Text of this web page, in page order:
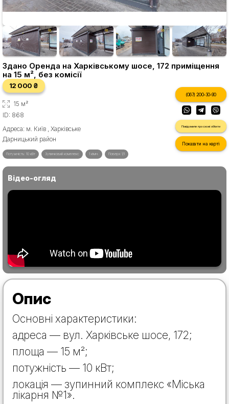
Здано Оренда на Харківському шосе, 172 приміщення
на 15 м², без комісії
12 000 ₴
15 м²
ID: 868
Адреса: м. Київ , Харківське
Дарницький район
(067) 200-30-90
Повідомити про схожі об'єкти
Показати на карті
Потужність: 10 кВт Зупинковий комплекс 1 кімн. Поверх 1/1
Відео-огляд
Опис
Основні характеристики:
адреса — вул. Харківське шосе, 172;
площа — 15 м²;
потужність — 10 кВт;
локація — зупинний комплекс «Міська
лікарня №1».